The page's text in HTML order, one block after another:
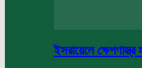
ইসরায়েলে